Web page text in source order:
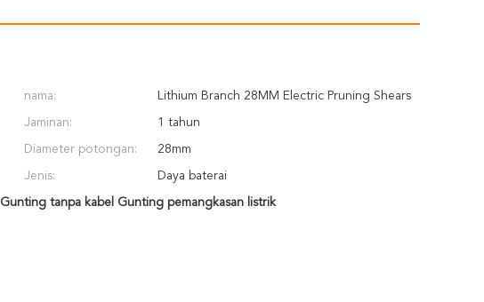
nama: Lithium Branch 28MM Electric Pruning Shears
Jaminan: 1 tahun
Diameter potongan: 28mm
Jenis: Daya baterai
Gunting tanpa kabel Gunting pemangkasan listrik